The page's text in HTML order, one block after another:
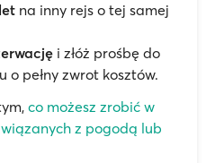
na inny rejs o tej samej
i złóż prośbę do
pełny zwrot kosztów.
co możesz zrobić w
z pogodą lub